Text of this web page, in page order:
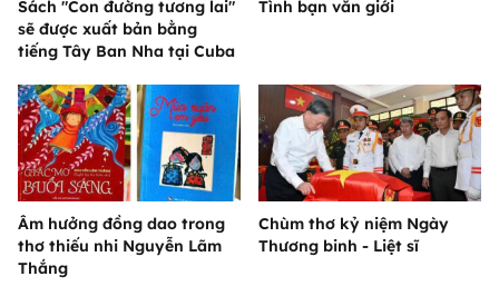
Sách "Con đường tương lai"
sẽ được xuất bản bằng
tiếng Tây Ban Nha tại Cuba
Tình bạn văn giới
Âm hưởng đồng dao trong
thơ thiếu nhi Nguyễn Lãm
Thắng
Chùm thơ kỷ niệm Ngày
Thương binh - Liệt sĩ